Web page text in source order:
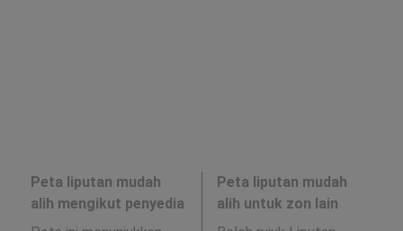
Peta liputan mudah
alih mengikut penyedia
Peta liputan mudah
alih untuk zon lain